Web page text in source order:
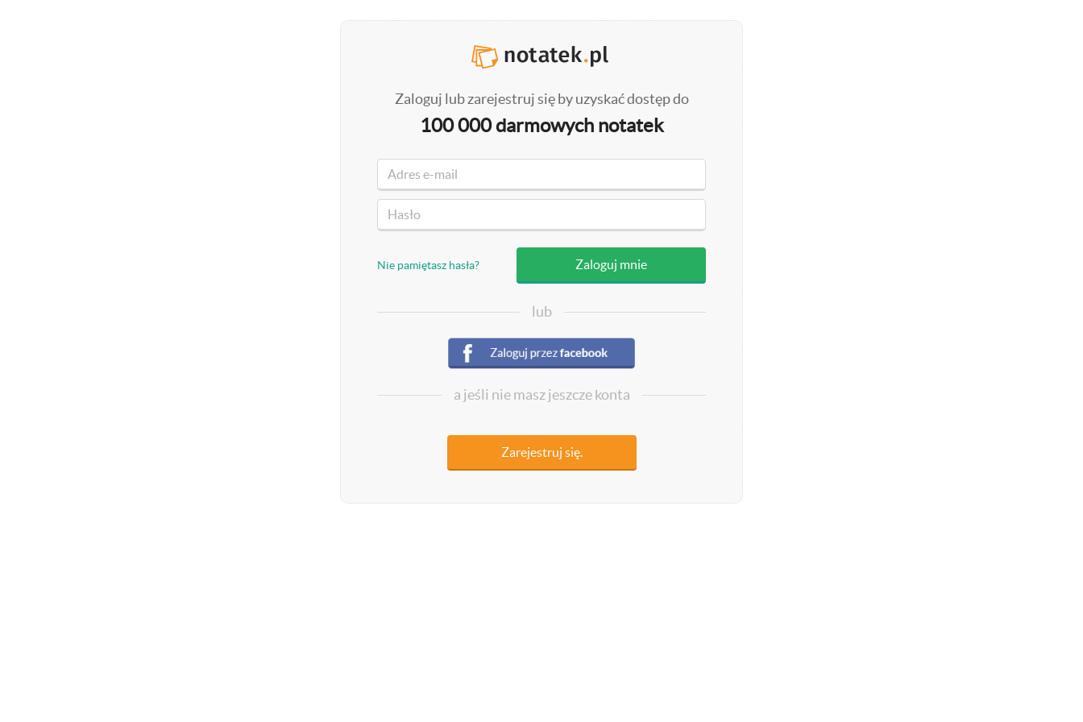
Zaloguj lub zarejestruj się by uzyskać dostęp do
100 000 darmowych notatek
Nie pamiętasz hasła?
lub
a jeśli nie masz jeszcze konta
Zarejestruj się.